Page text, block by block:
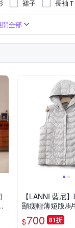
裙子 長袖
毛衣
刷毛外套 西裝
Free
紋
身窄版
開全部
【LANNI 藍尼
顯瘦輕薄短版馬
暖/短版/女裝)
$700 81折